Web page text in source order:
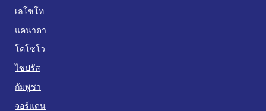
เลโซโท
แคนาดา
โคโซโว
ไซปรัส
กัมพูชา
จอร์แดน